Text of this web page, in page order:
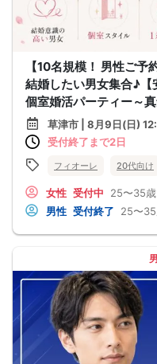
【10名規模！ 男性ご
結婚したい男女集合♪【
個室婚活パーティー～
草津市 | 8月9日(日)
受付終了まで2日
フィオーレ 20代向け
女性 受付中 25〜35歳
男性 受付終了 25〜